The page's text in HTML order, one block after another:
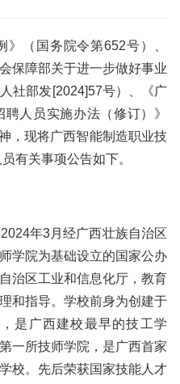
（国务院令第652号）、
保障部关于进一步做好事业
社部发[2024]57号）、《广
人员实施办法（修订）》
，现将广西智能制造职业技
有关事项公告如下。
年3月经广西壮族自治区
学院为基础设立的国家公办
治区工业和信息化厅，教育
和指导。学校前身为创建于
是广西建校最早的技工学
一所技师学院，是广西首家
校。先后荣获国家技能人才